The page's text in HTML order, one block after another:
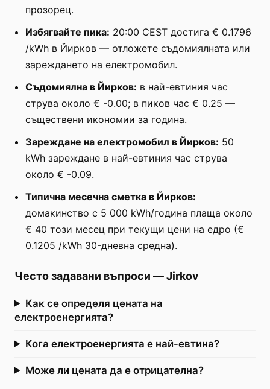
прозорец.
Избягвайте пика: 20:00 CEST достига € 0.1796
/kWh в Йирков — отложете съдомиялната или
зареждането на електромобил.
Съдомиялна в Йирков: в най-евтиния час
струва около € -0.00; в пиков час € 0.25 —
съществени икономии за година.
Зареждане на електромобил в Йирков: 50
kWh зареждане в най-евтиния час струва
около € -0.09.
Типична месечна сметка в Йирков:
домакинство с 5 000 kWh/година плаща около
€ 40 този месец при текущи цени на едро (€
0.1205 /kWh 30-дневна средна).
Често задавани въпроси —Jirkov
Как се определя цената на
електроенергията?
Кога електроенергията е най-евтина?
Може ли цената да е отрицателна?